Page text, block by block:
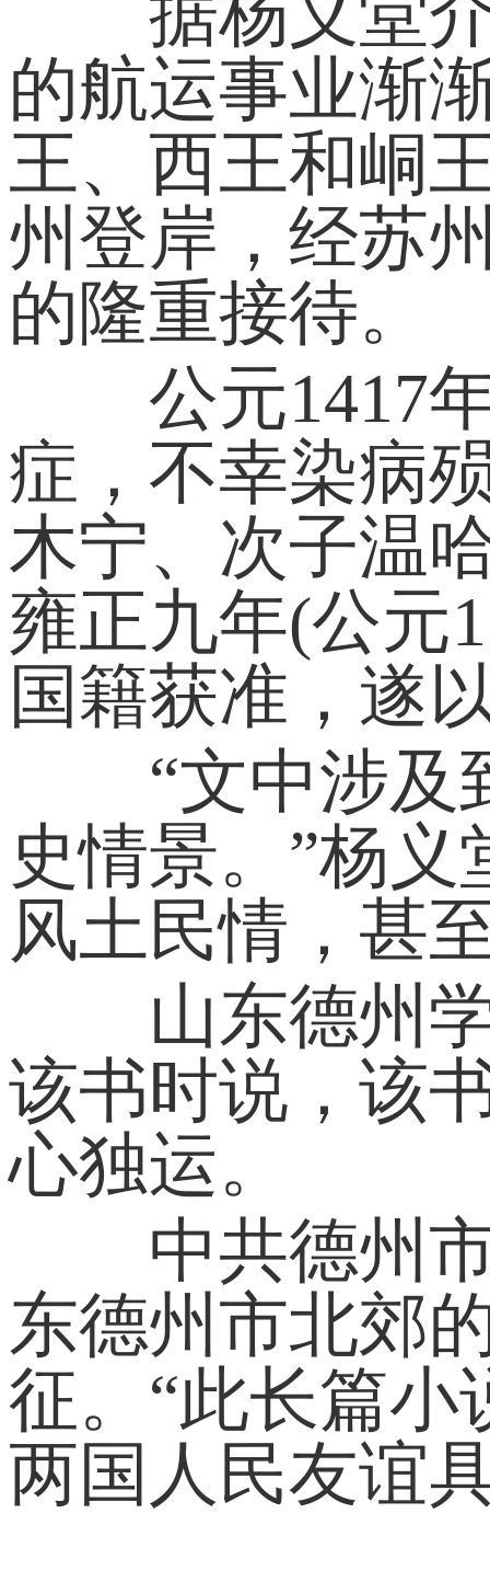
的航运事业渐
王、西王和峒
州登岸，经苏
的隆重接待。
公元1417年
症，不幸染病
木宁、次子温
雍正九年(公元
国籍获准，遂
“文中涉及到
史情景。”杨
风土民情，甚
山东德州学
该书时说，该
心独运。
中共德州市
东德州市北郊
征。“此长篇
两国人民友谊